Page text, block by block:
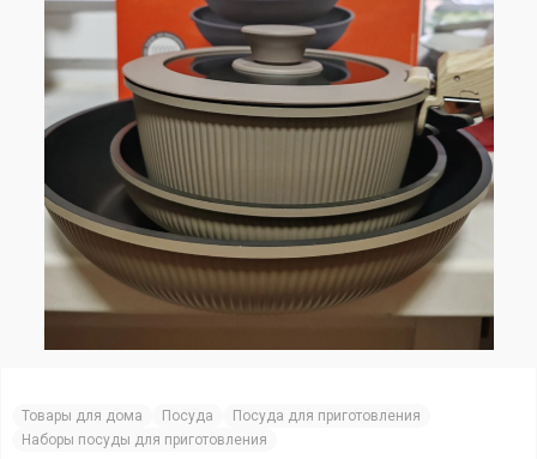
Товары для дома Посуда
Посуда для приготовления
Наборы посуды для приготовления